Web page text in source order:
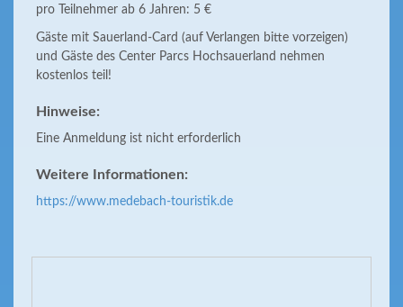
pro Teilnehmer ab 6 Jahren: 5 €
Gäste mit Sauerland-Card (auf Verlangen bitte vorzeigen)
und Gäste des Center Parcs Hochsauerland nehmen
kostenlos teil!
Hinweise:
Eine Anmeldung ist nicht erforderlich
Weitere Informationen:
https://www.medebach-touristik.de